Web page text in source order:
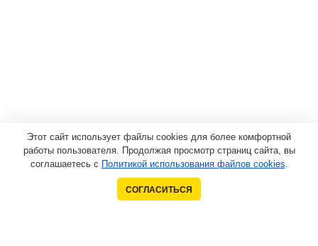
Этот сайт использует файлы cookies для более комфортной
работы пользователя. Продолжая просмотр страниц сайта, вы
соглашаетесь с Политикой использования файлов cookies.
СОГЛАСИТЬСЯ